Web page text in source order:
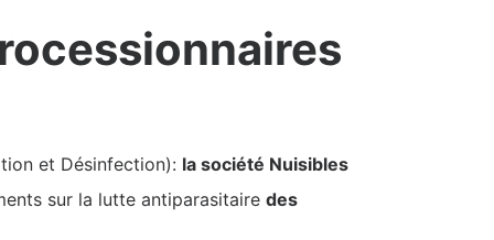
et Désinfection): la société Nuisibles
sur la lutte antiparasitaire des